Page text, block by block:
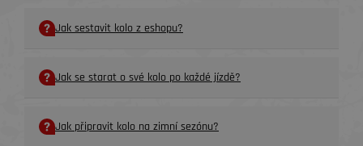
Jak sestavit kolo z eshopu?
Jak se starat o své kolo po každé jízdě?
Jak připravit kolo na zimní sezónu?